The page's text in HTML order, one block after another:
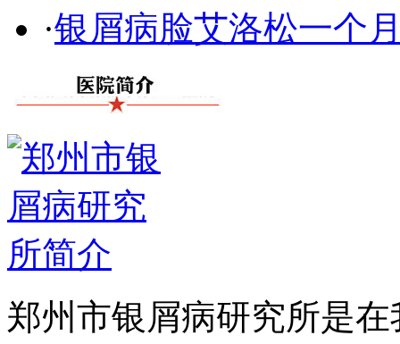
·银屑病脸艾洛松一个
郑州市银屑病研究所是